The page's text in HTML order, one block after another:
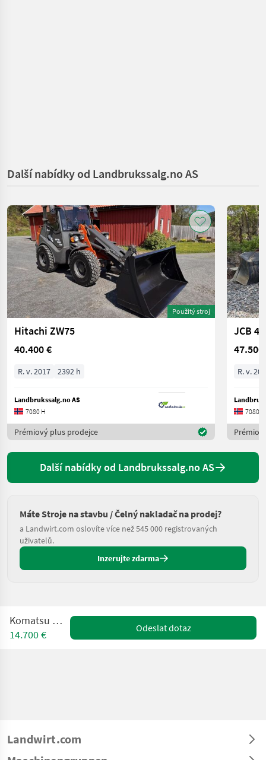
Další nabídky od Landbrukssalg.no AS
Použitý stroj
Hitachi ZW75
40.400 €
R. v. 2017 2392 h
Landbrukssalg.no AS
7080 H
Prémiový plus prodejce
JCB
47.500
R. v.
7080 H
Další nabídky od Landbrukssalg.no AS
Máte Stroje na stavbu / Čelný nakladač na prodej?
a Landwirt.com oslovíte více než 545 000 registrovaných
uživatelů.
Inzerujte zdarma
Komatsu WA420-1
14.700 €
Odeslat dotaz
Landwirt.com